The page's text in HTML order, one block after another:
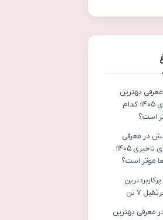
معرفی بهترین
قرص‌های تاخیری ۱۴۰۵؛ کدام
است؟
در معرفی
بهترین قرص‌های تاخیری ۱۴۰۵؛
موثر است؟
پرکاربردترین
۷ تن
معرفی بهترین